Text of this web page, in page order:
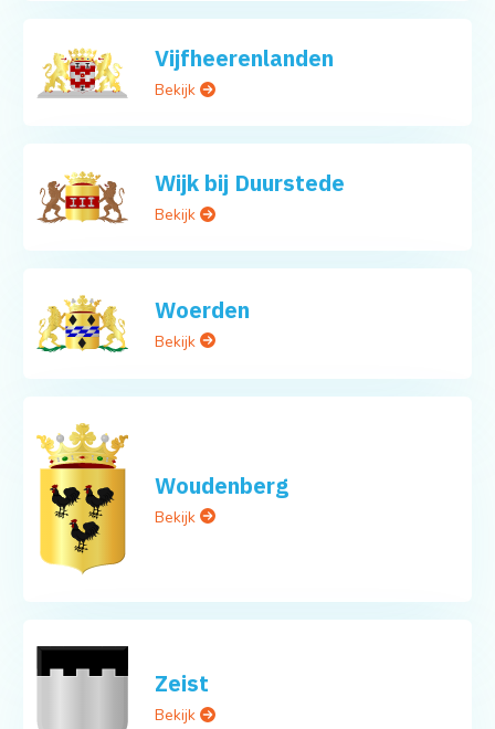
Vijfheerenlanden
Bekijk
Wijk bij Duurstede
Bekijk
Woerden
Bekijk
Woudenberg
Bekijk
Zeist
Bekijk